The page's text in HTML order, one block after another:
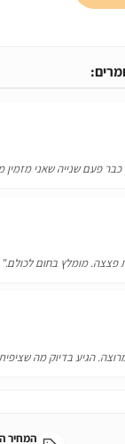
כבר פעם שנייה שאני
פצצה. מומלץ בחום לכולם."
הגיע בדיוק מה
המחיר